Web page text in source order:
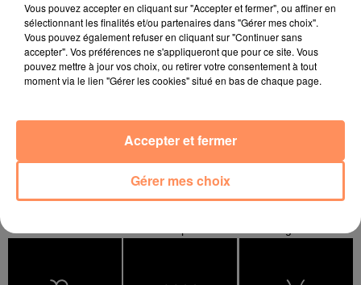
Vous pouvez accepter en cliquant sur "Accepter et fermer", ou affiner en
sélectionnant les finalités et/ou partenaires dans "Gérer mes choix".
Vous pouvez également refuser en cliquant sur "Continuer sans
accepter". Vos préférences ne s'appliqueront que pour ce site. Vous
pouvez mettre à jour vos choix, ou retirer votre consentement à tout
moment via le lien "Gérer les cookies" situé en bas de chaque page.
Gérer mes choix
Accepter et fermer